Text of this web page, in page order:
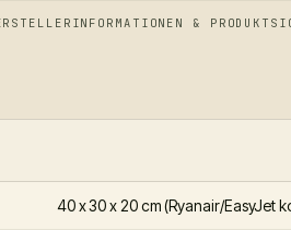
&
40 x 30 x 20 cm (Ryanair/EasyJet